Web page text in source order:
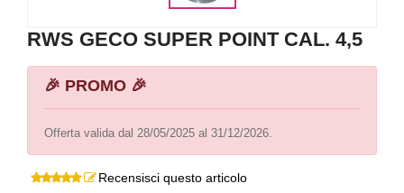
RWS GECO SUPER POINT CAL. 4,5
🎉 PROMO 🎉
Offerta valida dal 28/05/2025 al 31/12/2026.
Recensisci questo articolo